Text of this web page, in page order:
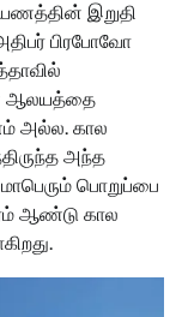
இறுதி
பிரபோவோ
ஆலயத்தை
அல்ல. கால
அந்த
பொறுப்பை
ஆண்டு கால